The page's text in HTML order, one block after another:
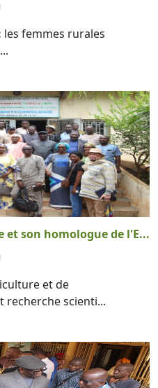
les femmes rurales
son homologue de l'E...
et de
recherche scienti...